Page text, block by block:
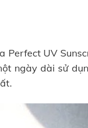
UV
ngày dài sử